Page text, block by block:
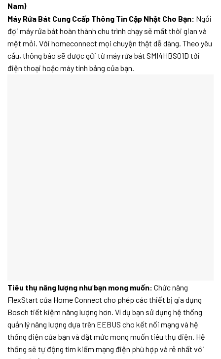
Nam)
Máy Rửa Bát Cung Ccấp Thông Tin Cập Nhật Cho Bạn: Ngồi
đợi máy rửa bát hoàn thành chu trình chạy sẽ mất thời gian và
mệt mỏi. Với homeconnect mọi chuyện thật dễ dàng. Theo yêu
cầu, thông báo sẽ được gửi từ máy rửa bát SMI4HBS01D tới
điện thoại hoặc máy tính bảng của bạn.
Tiêu thụ năng lượng như bạn mong muốn: Chức năng
FlexStart của Home Connect cho phép các thiết bị gia dụng
Bosch tiết kiệm năng lượng hơn. Ví dụ bạn sử dụng hệ thống
quản lý năng lượng dựa trên EEBUS cho kết nối mạng và hệ
thống điện của bạn và đặt mức mong muốn tiêu thụ điện. Hệ
thống sẽ tự động tìm kiếm mạng điện phù hợp và rẻ nhất với